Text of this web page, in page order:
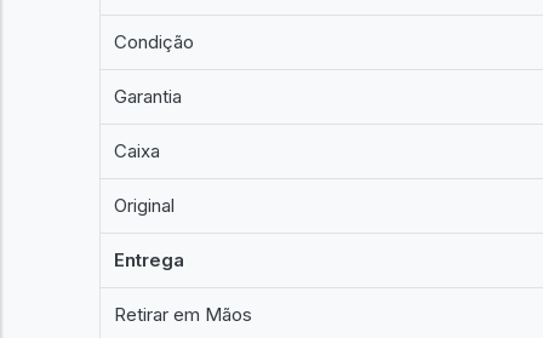
Condição
Garantia
Caixa
Original
Entrega
Retirar em Mãos